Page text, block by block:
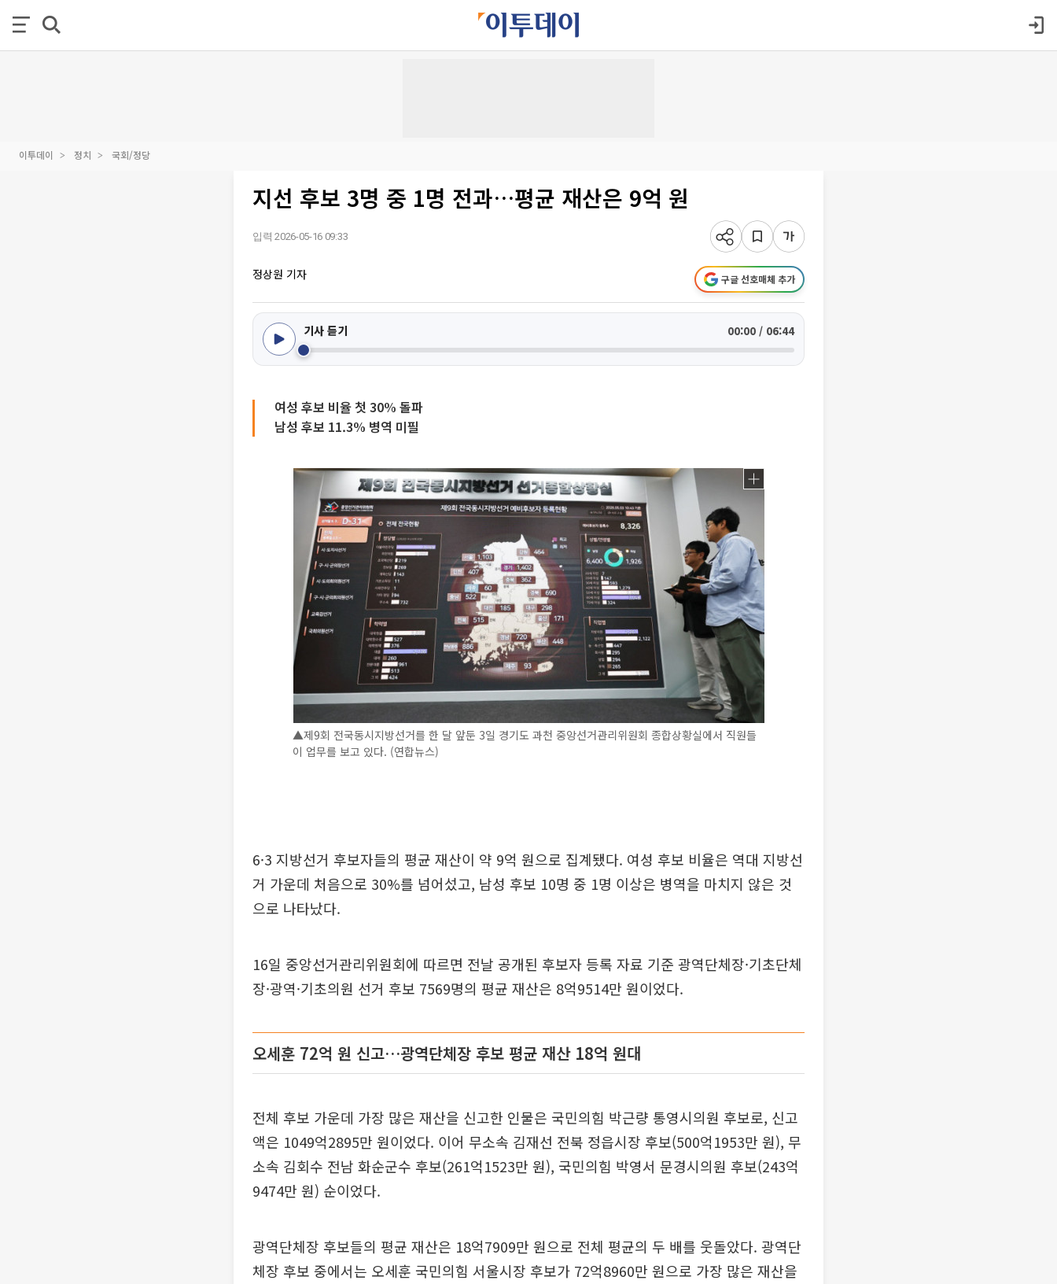
이투데이 정치 국회/정당
지선 후보 3명 중 1명 전과…평균 재산은 9억 원
입력 2026-05-16 09:33
정상원 기자 구글 선호매체 추가
기사 듣기 00:00 / 06:44
여성 후보 비율 첫 30% 돌파
남성 후보 11.3% 병역 미필
▲제9회 전국동시지방선거를 한 달 앞둔 3일 경기도 과천 중앙선거관리위원회 종합상황실에서 직원들
이 업무를 보고 있다. (연합뉴스)
6·3 지방선거 후보자들의 평균 재산이 약 9억 원으로 집계됐다. 여성 후보 비율은 역대 지방선
거 가운데 처음으로 30%를 넘어섰고, 남성 후보 10명 중 1명 이상은 병역을 마치지 않은 것
으로 나타났다.
16일 중앙선거관리위원회에 따르면 전날 공개된 후보자 등록 자료 기준 광역단체장·기초단체
장·광역·기초의원 선거 후보 7569명의 평균 재산은 8억9514만 원이었다.
오세훈 72억 원 신고…광역단체장 후보 평균 재산 18억 원대
전체 후보 가운데 가장 많은 재산을 신고한 인물은 국민의힘 박근량 통영시의원 후보로, 신고
액은 1049억2895만 원이었다. 이어 무소속 김재선 전북 정읍시장 후보(500억1953만 원), 무
소속 김회수 전남 화순군수 후보(261억1523만 원), 국민의힘 박영서 문경시의원 후보(243억
9474만 원) 순이었다.
광역단체장 후보들의 평균 재산은 18억7909만 원으로 전체 평균의 두 배를 웃돌았다. 광역단
체장 후보 중에서는 오세훈 국민의힘 서울시장 후보가 72억8960만 원으로 가장 많은 재산을